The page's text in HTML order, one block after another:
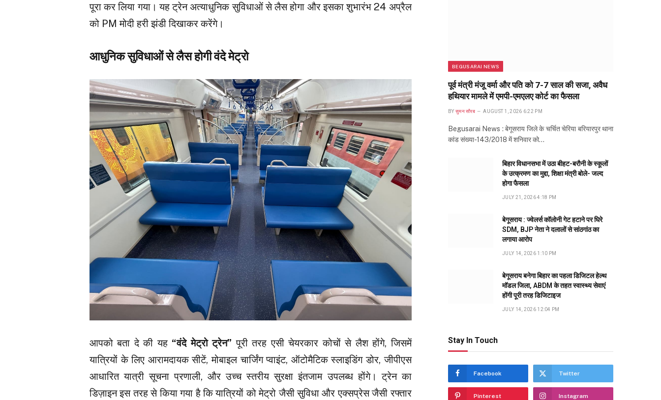
पूरा कर लिया गया। यह ट्रेन अत्याधुनिक सुविधाओं से लैस होगा और इसका शुभारंभ 24 अप्रैल
को PM मोदी हरी झंडी दिखाकर करेंगे।
आधुनिक सुविधाओं से लैस होगी वंदे मेट्रो
आपको बता दे की यह “वंदे मेट्रो ट्रेन”पूरी तरह एसी चेयरकार कोचों से लैश होंगे, जिसमें
यात्रियों के लिए आरामदायक सीटें, मोबाइल चार्जिंग प्वाइंट, ऑटोमैटिक स्लाइडिंग डोर, जीपीएस
आधारित यात्री सूचना प्रणाली, और उच्च स्तरीय सुरक्षा इंतजाम उपलब्ध होंगे। ट्रेन का
डिज़ाइन इस तरह से किया गया है कि यात्रियों को मेट्रो जैसी सुविधा और एक्सप्रेस जैसी रफ्तार
BEGUSARAI NEWS
पूर्व मंत्री मंजू वर्मा और पति को 7-7 साल की सजा, अवैध
हथियार मामले में एमपी-एमएलए कोर्ट का फैसला
BY सुमन सौरब AUGUST 1, 2026 6:22 PM
Begusarai News : बेगूसराय जिले के चर्चित चेरिया बरियारपुर थाना
कांड संख्या-143/2018 में शनिवार को…
बिहार विधानसभा में उठा बीहट-बरौनी के स्कूलों
के उत्क्रमण का मुद्दा, शिक्षा मंत्री बोले- जल्द
होगा फैसला
JULY 21, 2026 4:18 PM
बेगूसराय : ज्वेलर्स कॉलोनी गेट हटाने पर घिरे
SDM, BJP नेता ने दलालों से सांठगांठ का
लगाया आरोप
JULY 14, 2026 1:10 PM
बेगूसराय बनेगा बिहार का पहला डिजिटल हेल्थ
मॉडल जिला, ABDM के तहत स्वास्थ्य सेवाएं
होंगी पूरी तरह डिजिटाइज
JULY 14, 2026 12:04 PM
Stay In Touch
Facebook Twitter
Pinterest Instagram